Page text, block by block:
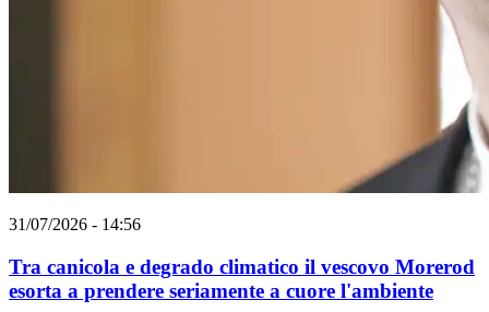
31/07/2026 - 14:56
Tra canicola e degrado climatico il vescovo Morerod
esorta a prendere seriamente a cuore l'ambiente